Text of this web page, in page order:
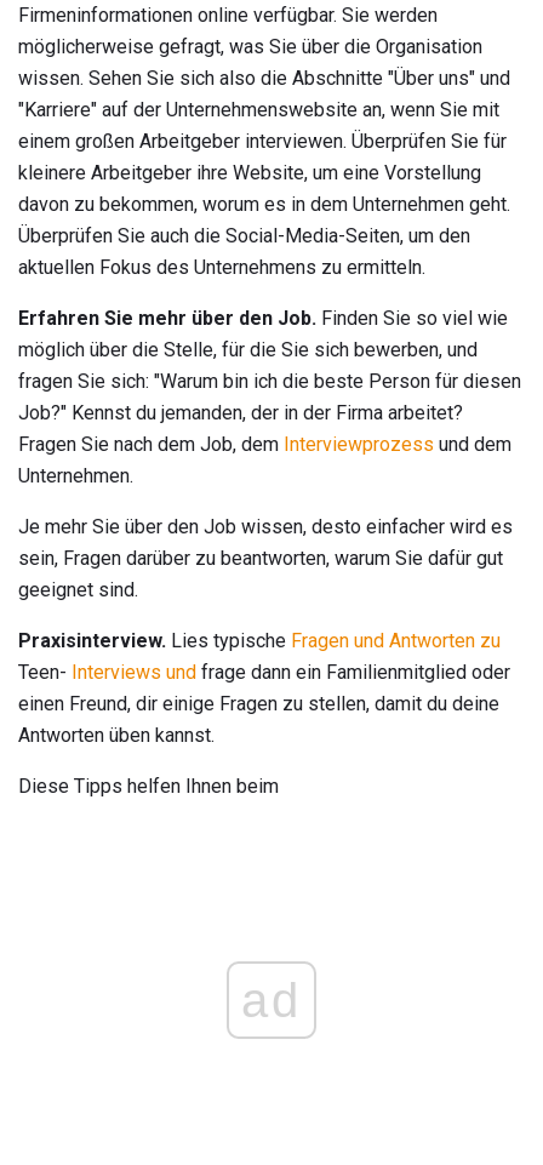
Firmeninformationen online verfügbar. Sie werden
möglicherweise gefragt, was Sie über die Organisation
wissen. Sehen Sie sich also die Abschnitte "Über uns" und
"Karriere" auf der Unternehmenswebsite an, wenn Sie mit
einem großen Arbeitgeber interviewen. Überprüfen Sie für
kleinere Arbeitgeber ihre Website, um eine Vorstellung
davon zu bekommen, worum es in dem Unternehmen geht.
Überprüfen Sie auch die Social-Media-Seiten, um den
aktuellen Fokus des Unternehmens zu ermitteln.
Erfahren Sie mehr über den Job. Finden Sie so viel wie
möglich über die Stelle, für die Sie sich bewerben, und
fragen Sie sich: "Warum bin ich die beste Person für diesen
Job?" Kennst du jemanden, der in der Firma arbeitet?
Fragen Sie nach dem Job, dem Interviewprozess und dem
Unternehmen.
Je mehr Sie über den Job wissen, desto einfacher wird es
sein, Fragen darüber zu beantworten, warum Sie dafür gut
geeignet sind.
Praxisinterview. Lies typische Fragen und Antworten zu
Teen- Interviews und frage dann ein Familienmitglied oder
einen Freund, dir einige Fragen zu stellen, damit du deine
Antworten üben kannst.
Diese Tipps helfen Ihnen beim
ad